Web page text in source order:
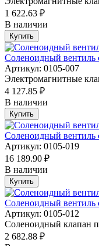
1 622.63 ₽
В наличии
Купить
Соленоидный вентиль
Артикул: 0105-007
Электромагнитные
4 127.85 ₽
В наличии
Купить
Соленоидный вентиль
Артикул: 0105-019
16 189.90 ₽
В наличии
Купить
Соленоидный вентиль
Артикул: 0105-012
Соленоидный клапан
2 682.88 ₽